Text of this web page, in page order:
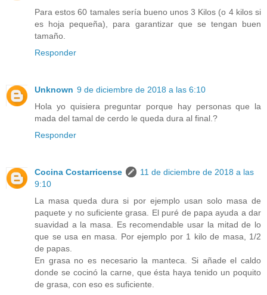
Para estos 60 tamales sería bueno unos 3 Kilos (o 4 kilos si
es hoja pequeña), para garantizar que se tengan buen
tamaño.
Responder
Unknown 9 de diciembre de 2018 a las 6:10
Hola yo quisiera preguntar porque hay personas que la
mada del tamal de cerdo le queda dura al final.?
Responder
Cocina Costarricense
11 de diciembre de 2018 a las
9:10
La masa queda dura si por ejemplo usan solo masa de
paquete y no suficiente grasa. El puré de papa ayuda a dar
suavidad a la masa. Es recomendable usar la mitad de lo
que se usa en masa. Por ejemplo por 1 kilo de masa, 1/2
de papas.
En grasa no es necesario la manteca. Si añade el caldo
donde se cocinó la carne, que ésta haya tenido un poquito
de grasa, con eso es suficiente.